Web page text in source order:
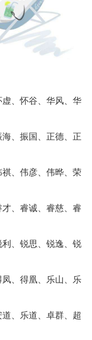
、怀谷、华风、华
、振国、正德、正
、伟彦、伟晔、荣
、睿诚、睿慈、睿
、锐思、锐逸、锐
、得凰、乐山、乐
、乐道、卓群、超